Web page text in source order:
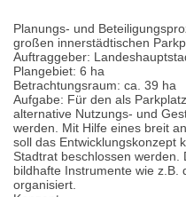
Planungs- und
großen innerstädtischen
Auftraggeber:
Plangebiet: 6 ha
Betrachtungsraum: ca. 39 ha
Aufgabe: Für den als
alternative Nutzungs- und
werden. Mit Hilfe eines breit
soll das Entwicklungskonzept
Stadtrat beschlossen werden.
bildhafte Instrumente wie
organisiert.